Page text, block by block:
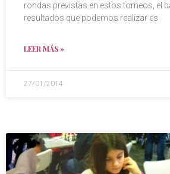
rondas previstas en estos torneos, el
resultados que podemos realizar es
LEER MÁS »
27/01/2014